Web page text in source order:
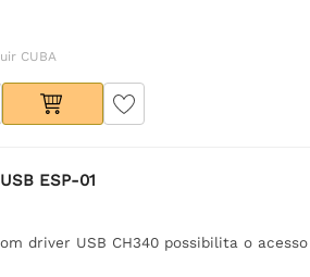
CUBA
ESP-01
driver USB CH340 possibilita o